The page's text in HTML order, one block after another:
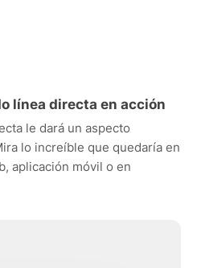
línea directa en acción
le dará un aspecto
lo increíble que quedaría en
aplicación móvil o en